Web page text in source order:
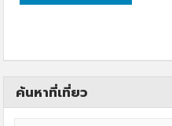
ค้นหาที่เที่ยว